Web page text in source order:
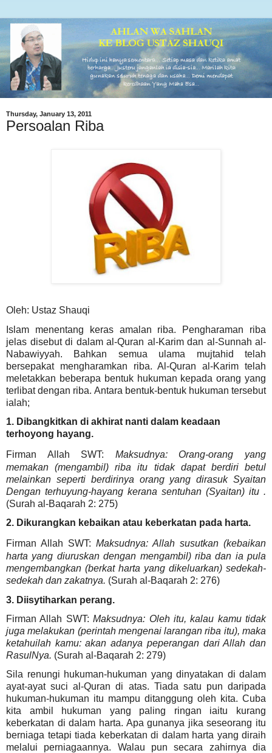
Thursday, January 13, 2011
Persoalan Riba
Oleh: Ustaz Shauqi
Islam menentang keras amalan riba. Pengharaman riba
jelas disebut di dalam al-Quran al-Karim dan al-Sunnah al-
Nabawiyyah. Bahkan semua ulama mujtahid telah
bersepakat mengharamkan riba. Al-Quran al-Karim telah
meletakkan beberapa bentuk hukuman kepada orang yang
terlibat dengan riba. Antara bentuk-bentuk hukuman tersebut
ialah;
1. Dibangkitkan di akhirat nanti dalam keadaan
terhoyong hayang.
Firman Allah SWT:
Maksudnya: Orang-orang yang
memakan (mengambil) riba itu tidak dapat berdiri betul
melainkan seperti berdirinya orang yang dirasuk Syaitan
Dengan terhuyung-hayang kerana sentuhan (Syaitan) itu .
(Surah al-Baqarah 2: 275)
2. Dikurangkan kebaikan atau keberkatan pada harta.
Firman Allah SWT: Maksudnya: Allah susutkan (kebaikan
harta yang diuruskan dengan mengambil) riba dan ia pula
mengembangkan (berkat harta yang dikeluarkan) sedekah-
sedekah dan zakatnya. (Surah al-Baqarah 2: 276)
3. Diisytiharkan perang.
Firman Allah SWT:Maksudnya: Oleh itu, kalau kamu tidak
juga melakukan (perintah mengenai larangan riba itu), maka
ketahuilah kamu: akan adanya peperangan dari Allah dan
RasulNya. (Surah al-Baqarah 2: 279)
Sila renungi hukuman-hukuman yang dinyatakan di dalam
ayat-ayat suci al-Quran di atas. Tiada satu pun daripada
hukuman-hukuman itu mampu ditanggung oleh kita. Cuba
kita ambil hukuman yang paling ringan iaitu kurang
keberkatan di dalam harta. Apa gunanya jika seseorang itu
berniaga tetapi tiada keberkatan di dalam harta yang diraih
melalui perniagaannya. Walau pun secara zahirnya dia